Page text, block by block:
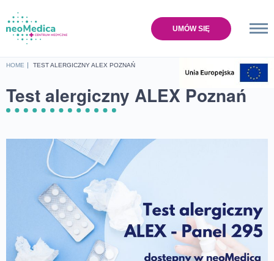
UMÓW SIĘ
HOME TEST ALERGICZNY ALEX POZNAŃ
Test alergiczny ALEX Poznań
Home
Oferta
Cennik
O nas
Lokalizacje
Sklep
Kontakt
UMÓW SIĘ NA WIZYTĘ